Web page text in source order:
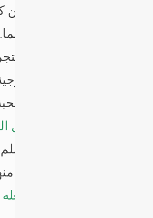
الزوجة وكرامة الزوجة من
إذن الكرامة مشتركة
شهر رمضان لا يعني أن
العواطف والمشاعر
قِبْلة العواطف وتقوية
كان رسول
” رواه البخاري
برهان المحبة فاستكثروا